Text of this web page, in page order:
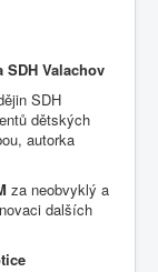
SDH Valachov
SDH
dětských
autorka
za neobvyklý a
dalších